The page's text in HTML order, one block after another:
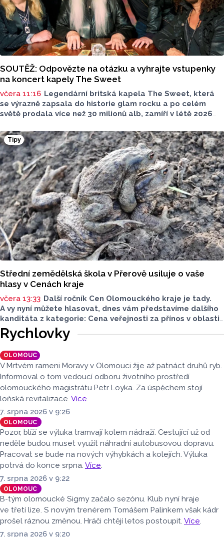
SOUTĚŽ: Odpovězte na otázku a vyhrajte vstupenky
na koncert kapely The Sweet
včera 11:16 Legendární britská kapela The Sweet, která
se výrazně zapsala do historie glam rocku a po celém
světě prodala více než 30 milionů alb, zamíří v létě 2026
v Amfiteátru Mikulov. Jako speciální host se představí
pražská skupina Precedens.
Tipy
Střední zemědělská škola v Přerově usiluje o vaše
hlasy v Cenách kraje
včera 13:33 Další ročník Cen Olomouckého kraje je tady.
A vy nyní můžete hlasovat, dnes vám představíme dalšího
kanditáta z kategorie: Cena veřejnosti za přínos v oblasti
životního prostředí. Toto je Střední zemědělská škola
v Přerově, která má nominaci v kategorii: Významný počin
v ochraně životního prostředí - právnická osoba.
Rychlovky
OLOMOUC
V Mrtvém rameni Moravy v Olomouci žije až patnáct druhů ryb.
Informoval o tom vedoucí odboru životního prostředí
olomouckého magistrátu Petr Loyka. Za úspěchem stojí
loňská revitalizace. Více.
7. srpna 2026 v 9:26
OLOMOUC
Pozor, blíží se výluka tramvají kolem nádraží. Cestující už od
neděle budou muset využít náhradní autobusovou dopravu.
Pracovat se bude na nových výhybkách a kolejích. Výluka
potrvá do konce srpna. Více.
7. srpna 2026 v 9:22
OLOMOUC
B-tým olomoucké Sigmy začalo sezónu. Klub nyní hraje
ve třetí lize. S novým trenérem Tomášem Palinkem však kádr
prošel ráznou změnou. Hráči chtějí letos postoupit. Více.
7. srpna 2026 v 9:20